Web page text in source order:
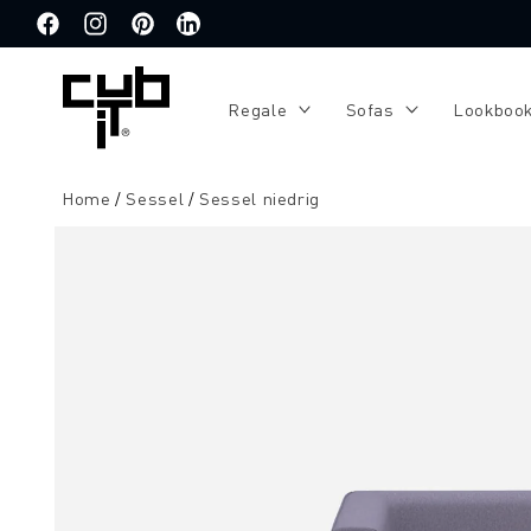
zum
Inhalt
FacebookInstagramPinterestTranslation
Regale Sofas Lookbook
Home Sessel Sessel niedrig